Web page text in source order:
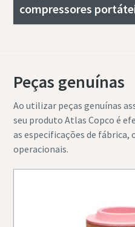
compressores
Peças genuínas
Ao utilizar peças genuínas
seu produto Atlas Copco é
as especificações de fábrica,
operacionais.